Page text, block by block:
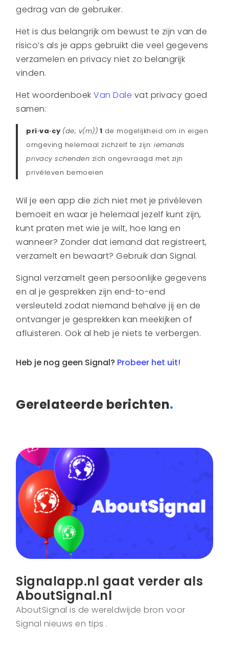
gedrag van de gebruiker.
Het is dus belangrijk om bewust te zijn van de
risico’s als je apps gebruikt die veel gegevens
verzamelen en privacy niet zo belangrijk
vinden.
Het woordenboekVan Dale vat privacy goed
samen:
pri·va·cy (de; v(m)) 1 de mogelijkheid om in eigen
omgeving helemaal zichzelf te zijn:iemands
privacy schenden zich ongevraagd met zijn
privéleven bemoeien
Wil je een app die zich niet met je privéleven
bemoeit en waar je helemaal jezelf kunt zijn,
kunt praten met wie je wilt, hoe lang en
wanneer? Zonder dat iemand dat registreert,
verzamelt en bewaart? Gebruik dan Signal.
Signal verzamelt geen persoonlijke gegevens
en al je gesprekken zijn end-to-end
versleuteld zodat niemand behalve jij en de
ontvanger je gesprekken kan meekijken of
afluisteren. Ook al heb je niets te verbergen.
Heb je nog geen Signal? Probeer het uit!
Gerelateerde berichten.
Signalapp.nl gaat verder als
AboutSignal.nl
AboutSignal is de wereldwijde bron voor
Signal nieuws en tips .